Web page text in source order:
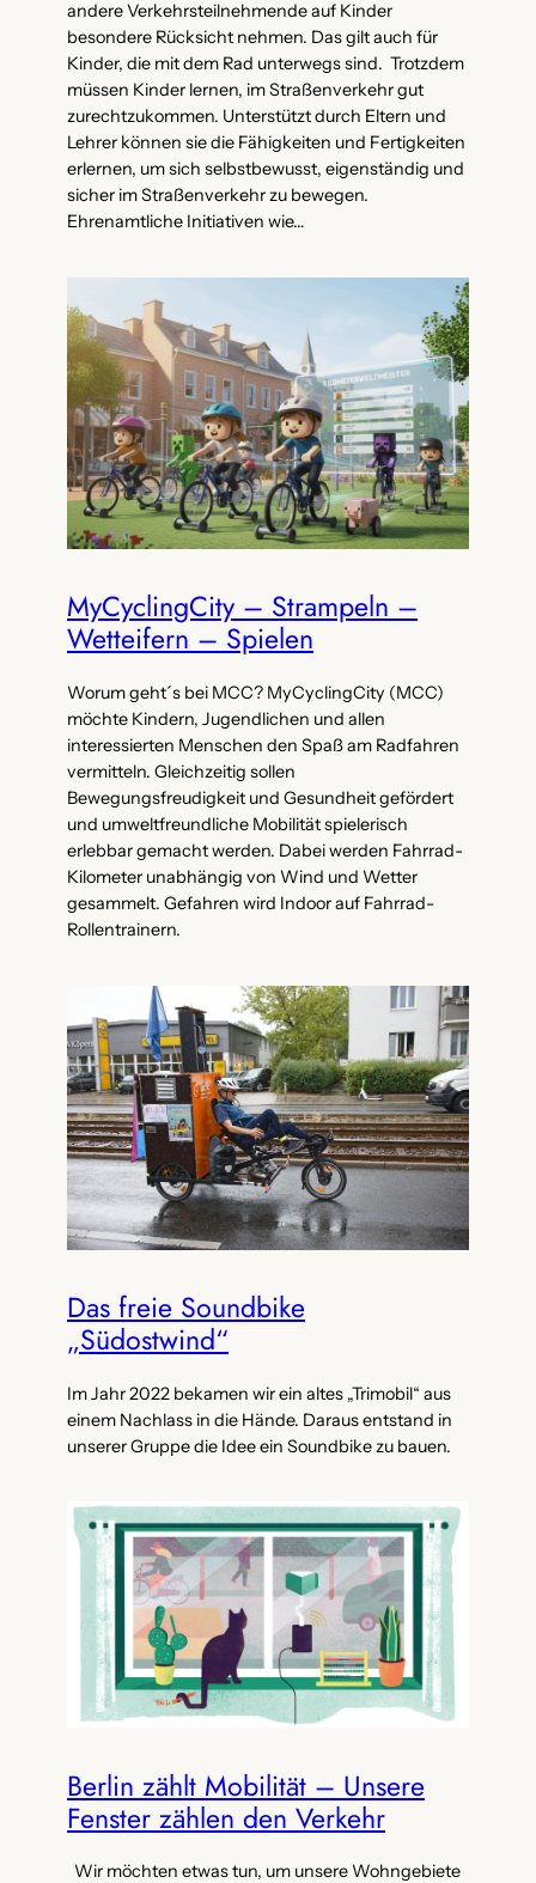
andere Verkehrsteilnehmende auf Kinder
besondere Rücksicht nehmen. Das gilt auch für
Kinder, die mit dem Rad unterwegs sind. Trotzdem
müssen Kinder lernen, im Straßenverkehr gut
zurechtzukommen. Unterstützt durch Eltern und
Lehrer können sie die Fähigkeiten und Fertigkeiten
erlernen, um sich selbstbewusst, eigenständig und
sicher im Straßenverkehr zu bewegen.
Ehrenamtliche Initiativen wie…
MyCyclingCity – Strampeln –
Wetteifern – Spielen
Worum geht´s bei MCC? MyCyclingCity (MCC)
möchte Kindern, Jugendlichen und allen
interessierten Menschen den Spaß am Radfahren
vermitteln. Gleichzeitig sollen
Bewegungsfreudigkeit und Gesundheit gefördert
und umweltfreundliche Mobilität spielerisch
erlebbar gemacht werden. Dabei werden Fahrrad-
Kilometer unabhängig von Wind und Wetter
gesammelt. Gefahren wird Indoor auf Fahrrad-
Rollentrainern.
Das freie Soundbike
„Südostwind“
Im Jahr 2022 bekamen wir ein altes „Trimobil“ aus
einem Nachlass in die Hände. Daraus entstand in
unserer Gruppe die Idee ein Soundbike zu bauen.
Berlin zählt Mobilität – Unsere
Fenster zählen den Verkehr
Wir möchten etwas tun, um unsere Wohngebiete